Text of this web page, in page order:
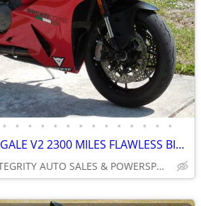
• • • • • • • • • • • • • •
2025 DUCATI PANNIGALE V2 2300 MILES FLAWLESS BIKE NO BS DEALER FEES
INTEGRITY AUTO SALES & POWERSPORTS